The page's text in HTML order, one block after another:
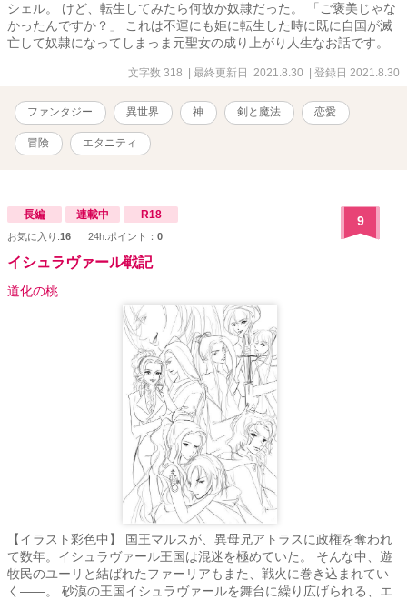
シェル。 けど、転生してみたら何故か奴隷だった。 「ご褒美じゃな
かったんですか？」 これは不運にも姫に転生した時に既に自国が滅
亡して奴隷になってしまっま元聖女の成り上がり人生なお話です。
文字数 318 | 最終更新日 2021.8.30 | 登録日 2021.8.30
ファンタジー 異世界 神 剣と魔法 恋愛
冒険 エタニティ
長編 連載中 R18
お気に入り:16 24h.ポイント： 0
9
イシュラヴァール戦記
道化の桃
【イラスト彩色中】 国王マルスが、異母兄アトラスに政権を奪われ
て数年。イシュラヴァール王国は混迷を極めていた。 そんな中、遊
牧民のユーリと結ばれたファーリアもまた、戦火に巻き込まれてい
く――。 砂漠の王国イシュラヴァールを舞台に繰り広げられる、エ